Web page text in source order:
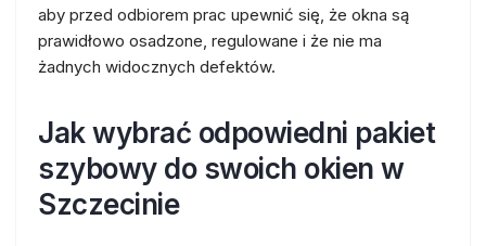
aby przed odbiorem prac upewnić się, że okna są
prawidłowo osadzone, regulowane i że nie ma
żadnych widocznych defektów.
Jak wybrać odpowiedni pakiet
szybowy do swoich okien w
Szczecinie